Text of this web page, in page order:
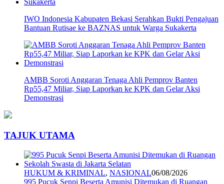
IWO Indonesia Kabupaten Bekasi Serahkan Bukti Pengajuan
Bantuan Rutisae ke BAZNAS untuk Warga Sukakerta
AMBB Soroti Anggaran Tenaga Ahli Pemprov Banten
Rp55,47 Miliar, Siap Laporkan ke KPK dan Gelar Aksi
Demonstrasi
TAJUK UTAMA
HUKUM & KRIMINAL, NASIONAL06/08/2026
995 Pucuk Senpi Beserta Amunisi Ditemukan di Ruangan